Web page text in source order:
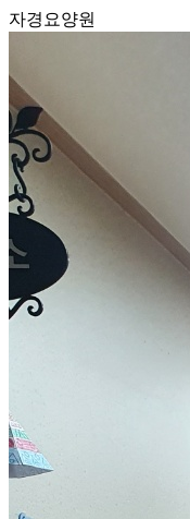
자경요양원